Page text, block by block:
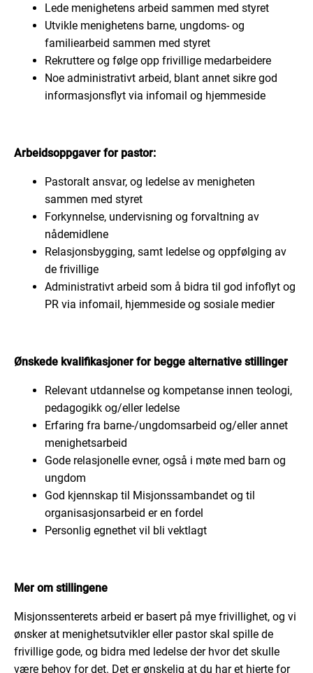
Lede menighetens arbeid sammen med styret
Utvikle menighetens barne, ungdoms- og
familiearbeid sammen med styret
Rekruttere og følge opp frivillige medarbeidere
Noe administrativt arbeid, blant annet sikre god
informasjonsflyt via infomail og hjemmeside
Arbeidsoppgaver for pastor:
Pastoralt ansvar, og ledelse av menigheten
sammen med styret
Forkynnelse, undervisning og forvaltning av
nådemidlene
Relasjonsbygging, samt ledelse og oppfølging av
de frivillige
Administrativt arbeid som å bidra til god infoflyt og
PR via infomail, hjemmeside og sosiale medier
Ønskede kvalifikasjoner for begge alternative stillinger
Relevant utdannelse og kompetanse innen teologi,
pedagogikk og/eller ledelse
Erfaring fra barne-/ungdomsarbeid og/eller annet
menighetsarbeid
Gode relasjonelle evner, også i møte med barn og
ungdom
God kjennskap til Misjonssambandet og til
organisasjonsarbeid er en fordel
Personlig egnethet vil bli vektlagt
Mer om stillingene
Misjonssenterets arbeid er basert på mye frivillighet, og vi
ønsker at menighetsutvikler eller pastor skal spille de
frivillige gode, og bidra med ledelse der hvor det skulle
være behov for det. Det er ønskelig at du har et hjerte for